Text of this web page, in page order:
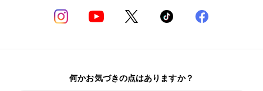
何かお気づきの点はありますか？